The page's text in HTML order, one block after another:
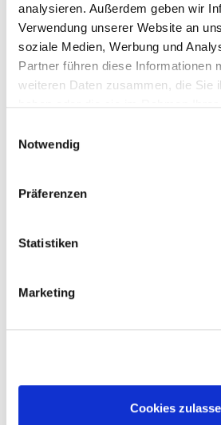
analysieren. Außerdem geben wir
Verwendung unserer Website an
soziale Medien, Werbung und
Partner führen diese Informationen
weiteren Daten zusammen, die Sie
Notwendig
Präferenzen
Statistiken
Marketing
Cookies
Passende